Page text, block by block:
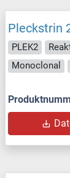
Pleckstrin
PLEK2
Monoclonal